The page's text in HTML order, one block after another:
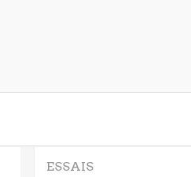
ESSAIS